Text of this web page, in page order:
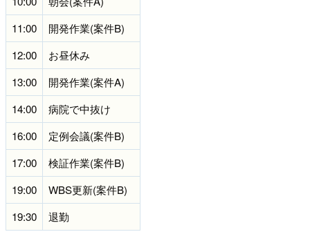
11:00
開発作業(案件B)
12:00
お昼休み
13:00
開発作業(案件A)
14:00
病院で中抜け
16:00
定例会議(案件B)
17:00
検証作業(案件B)
19:00
WBS更新(案件B)
19:30
退勤